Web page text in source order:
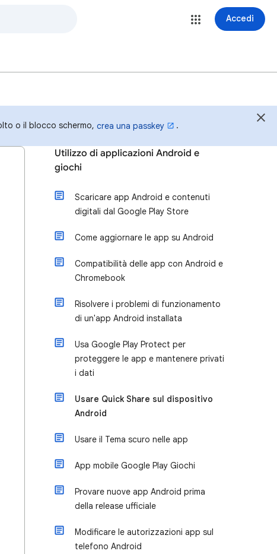
Accedi
o il blocco schermo, crea una passkey .
Utilizzo di applicazioni Android e
giochi
Scaricare app Android e contenuti
digitali dal Google Play Store
Come aggiornare le app su Android
Compatibilità delle app con Android e
Chromebook
Risolvere i problemi di funzionamento
di un'app Android installata
Usa Google Play Protect per
proteggere le app e mantenere privati
i dati
Usare Quick Share sul dispositivo
Android
Usare il Tema scuro nelle app
App mobile Google Play Giochi
Provare nuove app Android prima
della release ufficiale
Modificare le autorizzazioni app sul
telefono Android